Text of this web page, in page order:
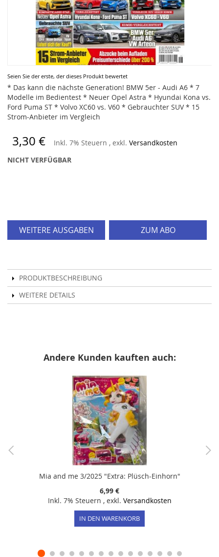
Seien Sie der erste, der dieses Produkt bewertet
* Das kann die nächste Generation! BMW 5er - Audi A6 * 7
Modelle im Bedientest * Neuer Opel Astra * Hyundai Kona vs.
Ford Puma ST * Volvo XC60 vs. V60 * Gebrauchter SUV * 15
Strom-Anbieter im Vergleich
3,30 € Inkl. 7% Steuern , exkl. Versandkosten
NICHT VERFÜGBAR
WEITERE AUSGABEN ZUM ABO
PRODUKTBESCHREIBUNG
WEITERE DETAILS
Zum
Anfang
der
Bildergalerie
springen
Andere Kunden kauften auch:
Mia and me 3/2025 "Extra: Plüsch-Einhorn"
6,99 €
Inkl. 7% Steuern , exkl. Versandkosten
IN DEN WARENKORB